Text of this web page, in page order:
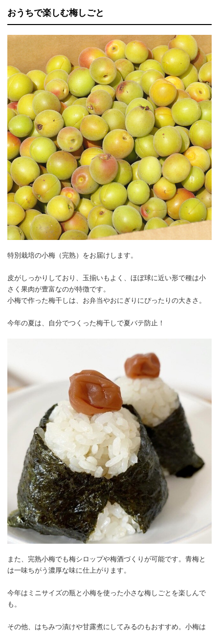
おうちで楽しむ梅しごと
特別栽培の小梅（完熟）をお届けします。
皮がしっかりしており、玉揃いもよく、ほぼ球に近い形で種は小
さく果肉が豊富なのが特徴です。
小梅で作った梅干しは、お弁当やおにぎりにぴったりの大きさ。
今年の夏は、自分でつくった梅干しで夏バテ防止！
また、完熟小梅でも梅シロップや梅酒づくりが可能です。青梅と
は一味ちがう濃厚な味に仕上がります。
今年はミニサイズの瓶と小梅を使った小さな梅しごとを楽しんで
も。
その他、はちみつ漬けや甘露煮にしてみるのもおすすめ。小梅は